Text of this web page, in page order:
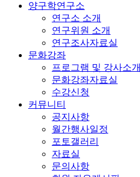
양구학연구소
연구소 소개
연구위원 소개
연구조사자료실
문화강좌
프로그램 및 강사소개
문화강좌자료실
수강신청
커뮤니티
공지사항
월간행사일정
포토갤러리
자료실
문의사항